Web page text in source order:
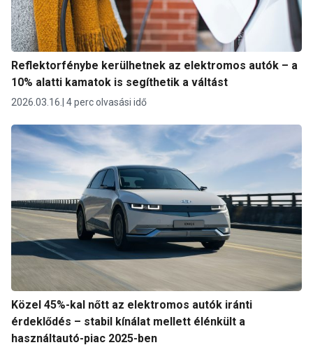
Reflektorfénybe kerülhetnek az elektromos autók – a
10% alatti kamatok is segíthetik a váltást
2026.03.16. 4 perc olvasási idő
Közel 45%-kal nőtt az elektromos autók iránti
érdeklődés – stabil kínálat mellett élénkült a
használtautó-piac 2025-ben